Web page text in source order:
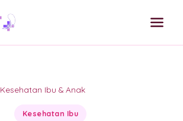
Kesehatan Ibu & Anak
Kesehatan Ibu